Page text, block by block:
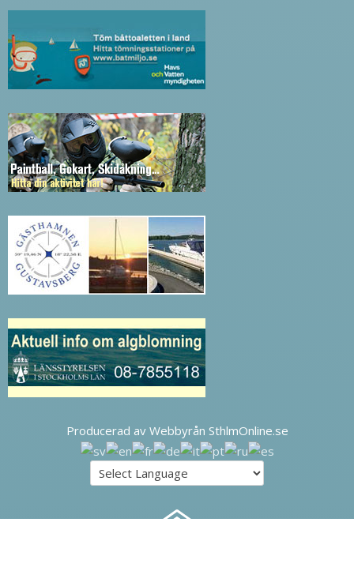
Producerad av Webbyrån SthlmOnline.se